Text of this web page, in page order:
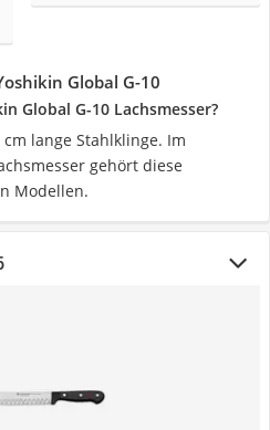
Global G-10
Global G-10 Lachsmesser?
lange Stahlklinge. Im
gehört diese
Modellen.